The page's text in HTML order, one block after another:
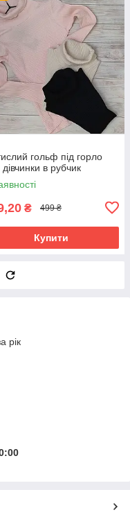
гольф під горло
в рубчик
₴ 499 ₴
Купити
рік